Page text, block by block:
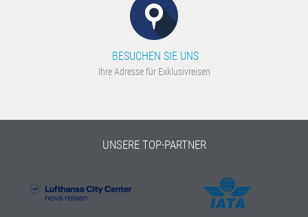
BESUCHEN SIE UNS
Ihre Adresse für Exklusivreisen
UNSERE TOP-PARTNER